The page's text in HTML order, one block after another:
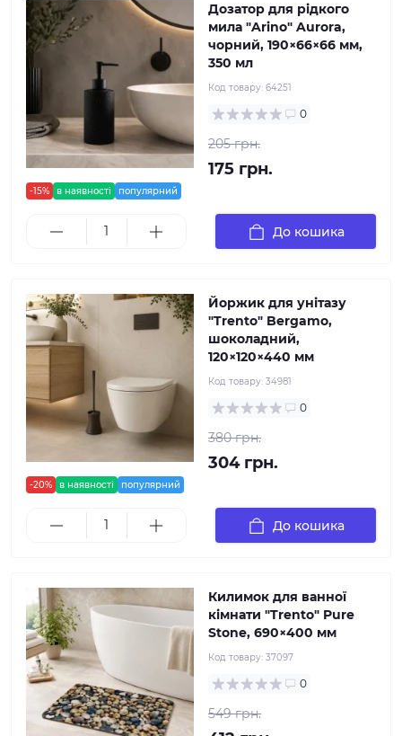
-15% в наявності популярний
Дозатор для рідкого
мила "Arino" Aurora,
чорний, 190×66×66 мм,
350 мл
Код товару: 64251
0
205 грн.
175 грн.
До кошика
-20% в наявності популярний
Йоржик для унітазу
"Trento" Bergamo,
шоколадний,
120×120×440 мм
Код товару: 34981
0
380 грн.
304 грн.
До кошика
Килимок для ванної
кімнати "Trento" Pure
Stone, 690×400 мм
Код товару: 37097
0
549 грн.